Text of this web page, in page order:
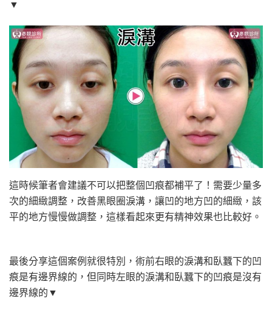
▼
這時候筆者會建議不可以把整個凹痕都補平了！需要少量多
次的細緻調整，改善黑眼圈淚溝，讓凹的地方凹的細緻，該
平的地方慢慢做調整，這樣看起來更有精神效果也比較好。
最後分享這個案例就很特別，術前右眼的淚溝和臥蠶下的凹
痕是有邊界線的，但同時左眼的淚溝和臥蠶下的凹痕是沒有
邊界線的▼